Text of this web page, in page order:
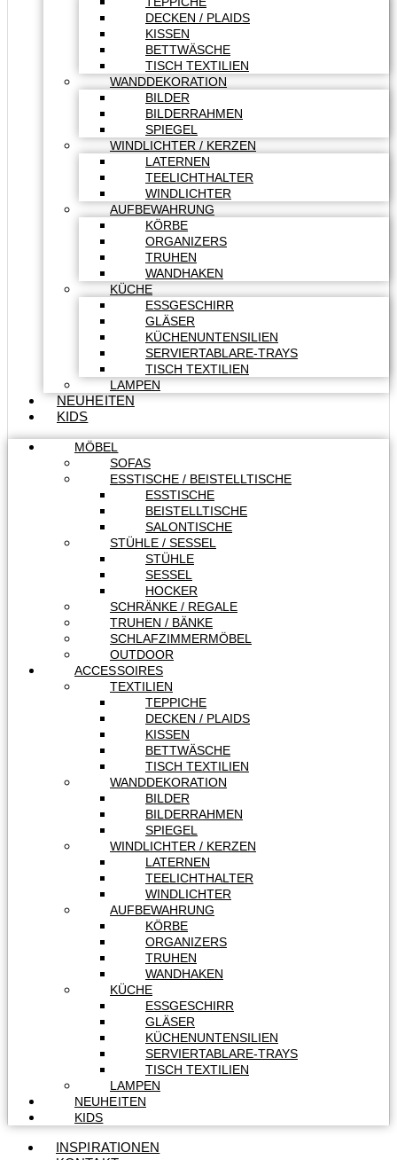
DECKEN / PLAIDS
KISSEN
BETTWÄSCHE
TISCH TEXTILIEN
WANDDEKORATION
BILDER
BILDERRAHMEN
SPIEGEL
WINDLICHTER / KERZEN
LATERNEN
TEELICHTHALTER
WINDLICHTER
AUFBEWAHRUNG
KÖRBE
ORGANIZERS
TRUHEN
WANDHAKEN
KÜCHE
ESSGESCHIRR
GLÄSER
KÜCHENUNTENSILIEN
SERVIERTABLARE-TRAYS
TISCH TEXTILIEN
LAMPEN
NEUHEITEN
KIDS
MÖBEL
SOFAS
ESSTISCHE / BEISTELLTISCHE
ESSTISCHE
BEISTELLTISCHE
SALONTISCHE
STÜHLE / SESSEL
STÜHLE
SESSEL
HOCKER
SCHRÄNKE / REGALE
TRUHEN / BÄNKE
SCHLAFZIMMERMÖBEL
OUTDOOR
ACCESSOIRES
TEXTILIEN
TEPPICHE
DECKEN / PLAIDS
KISSEN
BETTWÄSCHE
TISCH TEXTILIEN
WANDDEKORATION
BILDER
BILDERRAHMEN
SPIEGEL
WINDLICHTER / KERZEN
LATERNEN
TEELICHTHALTER
WINDLICHTER
AUFBEWAHRUNG
KÖRBE
ORGANIZERS
TRUHEN
WANDHAKEN
KÜCHE
ESSGESCHIRR
GLÄSER
KÜCHENUNTENSILIEN
SERVIERTABLARE-TRAYS
TISCH TEXTILIEN
LAMPEN
NEUHEITEN
KIDS
INSPIRATIONEN